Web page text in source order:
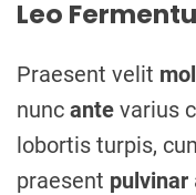
Leo
Praesent velit
nunc ante varius
lobortis turpis,
praesent pulvinar